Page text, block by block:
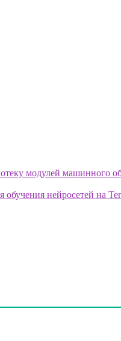
модулей машинного
нейросетей на